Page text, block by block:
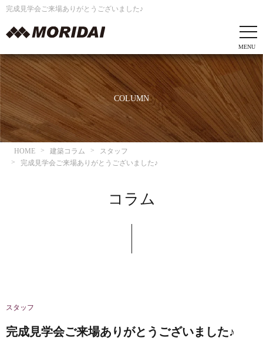
完成見学会ご来場ありがとうございました♪
COLUMN
HOME 建築コラム
スタッフ
完成見学会ご来場ありがとうございました♪
コラム
スタッフ
完成見学会ご来場ありがとうございました♪